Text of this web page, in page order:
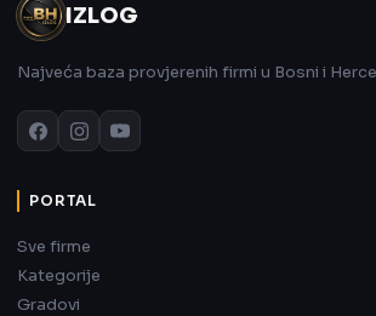
IZLOG
Najveća baza provjerenih firmi u Bosni i
PORTAL
Sve firme
Kategorije
Gradovi